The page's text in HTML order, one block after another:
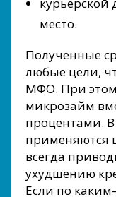
место.
Полученные
любые цели,
МФО. При
микрозайм
процентами.
применяются
всегда
ухудшению
Если по